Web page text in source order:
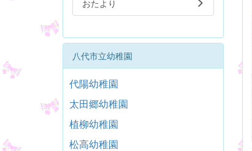
おたより
八代市立幼稚園
代陽幼稚園
太田郷幼稚園
植柳幼稚園
松高幼稚園